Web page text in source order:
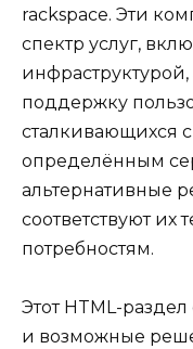
rackspace. Эти
спектр услуг,
поддержку
сталкивающихся
определённым
альтернативные
соответствуют
потребностям.
Этот HTML-
и возможные